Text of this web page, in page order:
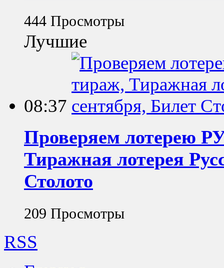
444 Просмотры
Лучшие
08:37
Проверяем лотерею
Тиражная лотерея
Столото
209 Просмотры
RSS